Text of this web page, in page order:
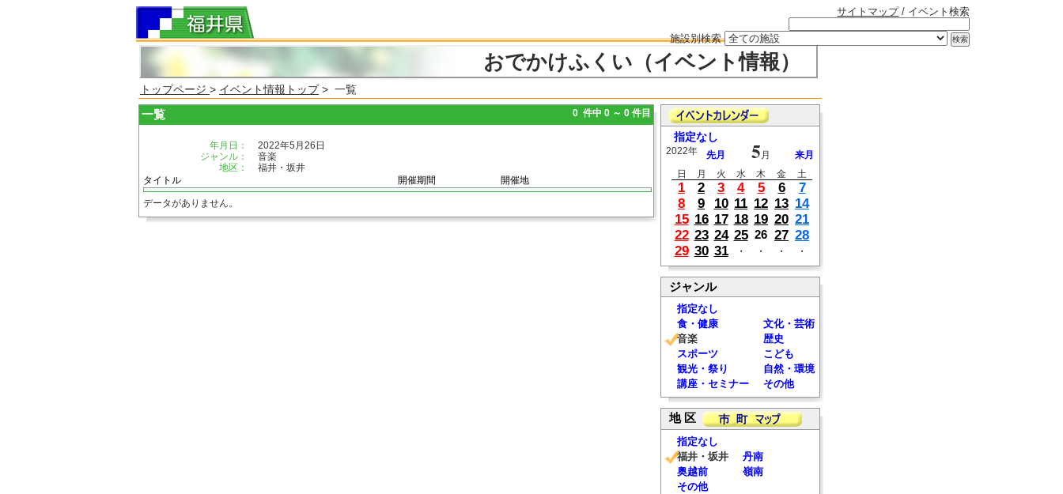
サイトマップ/ イベント検索
施設別検索
おでかけふくい（イベント情報）
トップページ > イベント情報トップ> 一覧
一覧 0 件中 0 ～ 0 件目
年月日：
2022年5月26日
ジャンル：
音楽
地区：
福井・坂井
タイトル
開催期間 開催地
データがありません。
指定なし
2022年 先月 5 月
来月
日
月 火 水 木 金 土
1 2 3 4 5 6
7
8
9 10 11 12 13 14
15 16 17 18 19 20 21
22 23 24 25 26 27 28
29 30 31 ・ ・ ・ ・
ジャンル
指定なし
食・健康
文化・芸術
音楽
歴史
スポーツ
こども
観光・祭り
自然・環境
講座・セミナー
その他
地 区
指定なし
福井・坂井
丹南
奥越前
嶺南
その他